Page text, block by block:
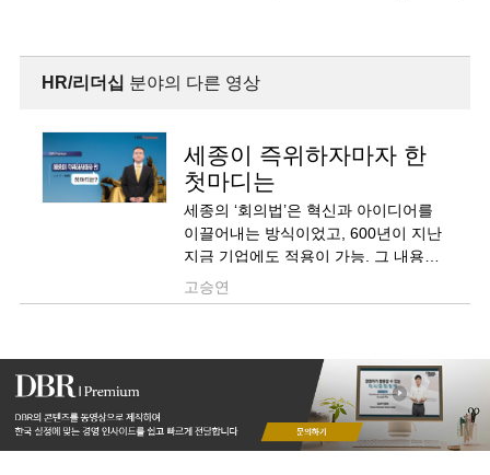
HR/리더십 분야의 다른 영상
세종이 즉위하자마자 한
첫마디는
세종의 ‘회의법’은 혁신과 아이디어를
이끌어내는 방식이었고, 600년이 지난
지금 기업에도 적용이 가능. 그 내용을
알아봄.
고승연